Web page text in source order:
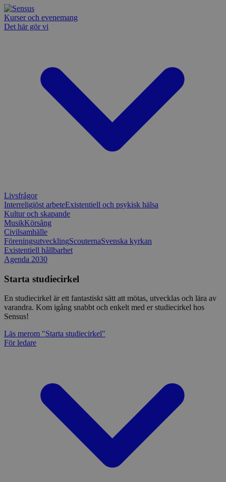
Kurser och evenemang
Det här gör vi
Livsfrågor
Interreligiöst arbeteExistentiell och psykisk hälsa
Kultur och skapande
MusikKörsång
Civilsamhälle
FöreningsutvecklingScouternaSvenska kyrkan
Existentiell hållbarhet
Agenda 2030
Starta studiecirkel
En studiecirkel är ett fantastiskt sätt att mötas, utvecklas och lära av
varandra. Kom igång snabbt och enkelt med er studiecirkel hos
Sensus!
Läs merom "Starta studiecirkel"
För ledare